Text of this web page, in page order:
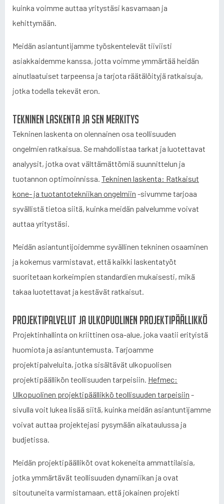
kuinka voimme auttaa yritystäsi kasvamaan ja
kehittymään.
Meidän asiantuntijamme työskentelevät tiiviisti
asiakkaidemme kanssa, jotta voimme ymmärtää heidän
ainutlaatuiset tarpeensa ja tarjota räätälöityjä ratkaisuja,
jotka todella tekevät eron.
Tekninen laskenta ja sen merkitys
Tekninen laskenta on olennainen osa teollisuuden
ongelmien ratkaisua. Se mahdollistaa tarkat ja luotettavat
analyysit, jotka ovat välttämättömiä suunnittelun ja
tuotannon optimoinnissa. Tekninen laskenta: Ratkaisut
kone- ja tuotantotekniikan ongelmiin -sivumme tarjoaa
syvällistä tietoa siitä, kuinka meidän palvelumme voivat
auttaa yritystäsi.
Meidän asiantuntijoidemme syvällinen tekninen osaaminen
ja kokemus varmistavat, että kaikki laskentatyöt
suoritetaan korkeimpien standardien mukaisesti, mikä
takaa luotettavat ja kestävät ratkaisut.
Projektipalvelut ja ulkopuolinen projektipäällikkö
Projektinhallinta on kriittinen osa-alue, joka vaatii erityistä
huomiota ja asiantuntemusta. Tarjoamme
projektipalveluita, jotka sisältävät ulkopuolisen
projektipäällikön teollisuuden tarpeisiin. Hefmec:
Ulkopuolinen projektipäällikkö teollisuuden tarpeisiin -
sivulla voit lukea lisää siitä, kuinka meidän asiantuntijamme
voivat auttaa projektejasi pysymään aikataulussa ja
budjetissa.
Meidän projektipäälliköt ovat kokeneita ammattilaisia,
jotka ymmärtävät teollisuuden dynamiikan ja ovat
sitoutuneita varmistamaan, että jokainen projekti